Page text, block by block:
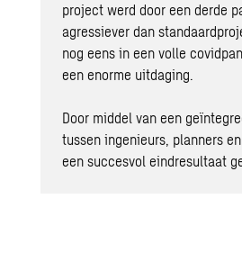
project werd door een derde
agressiever dan
nog eens in een volle
een enorme uitdaging.
Door middel van een
tussen ingenieurs, planners
een succesvol eindresultaat